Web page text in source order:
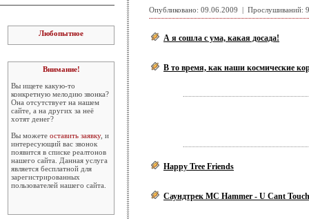
Любопытное
Внимание!
Вы ищете какую-то
конкретную мелодию звонка?
Она отсутствует на нашем
сайте, а на других за неё
хотят денег?
Вы можете оставить заявку, и
интересующий вас звонок
появится в списке реалтонов
нашего сайта. Данная услуга
является бесплатной для
зарегистрированных
пользователей нашего сайта.
Опубликовано: 09.06.2009 |
А я сошла с ума, какая досада!
В то время, как наши космические
Happy Tree Friends
Саундтрек MC Hammer - U Cant